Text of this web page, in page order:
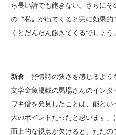
ら長い詩でも飽きない。さらに
の〝私〟が出てくると実に効果
くとだんだん飽きてくるでしょう。
新倉 抒情詩の狭さを感じるよう
文学金魚掲載の馬場さんのイン
ワキ僧を発見したことは、能と
大のポイントだったと思います
而上的な視点が欠けると、ただ